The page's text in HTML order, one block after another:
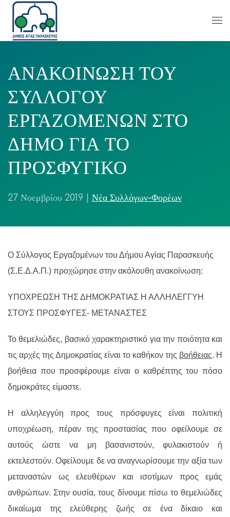
ΑΝΑΚΟΙΝΩΣΗ ΤΟΥ
ΣΥΛΛΟΓΟΥ
ΕΡΓΑΖΟΜΕΝΩΝ ΣΤΟ
ΔΗΜΟ ΓΙΑ ΤΟ
ΠΡΟΣΦΥΓΙΚΟ
27 Νοεμβρίου 2019 Νέα Συλλόγων-Φορέων
Ο Σύλλογος Εργαζομένων του Δήμου Αγίας Παρασκευής
(Σ.Ε.Δ.Α.Π.) προχώρησε στην ακόλουθη ανακοίνωση:
ΥΠΟΧΡΕΩΣΗ ΤΗΣ ΔΗΜΟΚΡΑΤΙΑΣ Η ΑΛΛΗΛΕΓΓΥΗ
ΣΤΟΥΣ ΠΡΟΣΦΥΓΕΣ- ΜΕΤΑΝΑΣΤΕΣ
Το θεμελιώδες, βασικό χαρακτηριστικό για την ποιότητα και
τις αρχές της Δημοκρατίας είναι το καθήκον της βοήθειας. Η
βοήθεια που προσφέρουμε είναι ο καθρέπτης του πόσο
δημοκράτες είμαστε.
Η αλληλεγγύη προς τους πρόσφυγες είναι πολιτική
υποχρέωση, πέραν της προστασίας που οφείλουμε σε
αυτούς ώστε να μη βασανιστούν, φυλακιστούν ή
εκτελεστούν. Οφείλουμε δε να αναγνωρίσουμε την αξία των
μεταναστών ως ελευθέρων και ισοτίμων προς εμάς
ανθρώπων. Στην ουσία, τους δίνουμε πίσω το θεμελιώδες
δικαίωμα της ελεύθερης ζωής σε ένα δίκαιο και